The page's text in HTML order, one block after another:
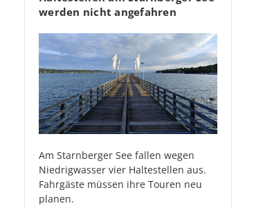
werden nicht angefahren
Am Starnberger See fallen wegen
Niedrigwasser vier Haltestellen aus.
Fahrgäste müssen ihre Touren neu
planen.